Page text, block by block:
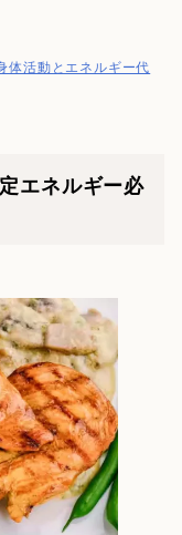
体活動とエネルギー代
エネルギー必